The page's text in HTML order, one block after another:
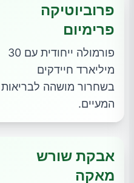
פרוביוטיקה
פרימיום
פורמולה ייחודית עם 30
מיליארד חיידקים
בשחרור מושהה לבריאות
המעיים.
אבקת שורש
מאקה